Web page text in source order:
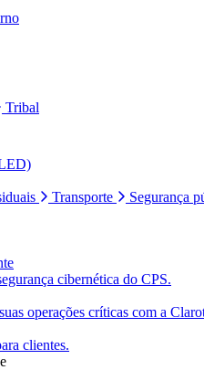
Tribal
Transporte Segurança
cibernética do CPS.
operações críticas com a
clientes.